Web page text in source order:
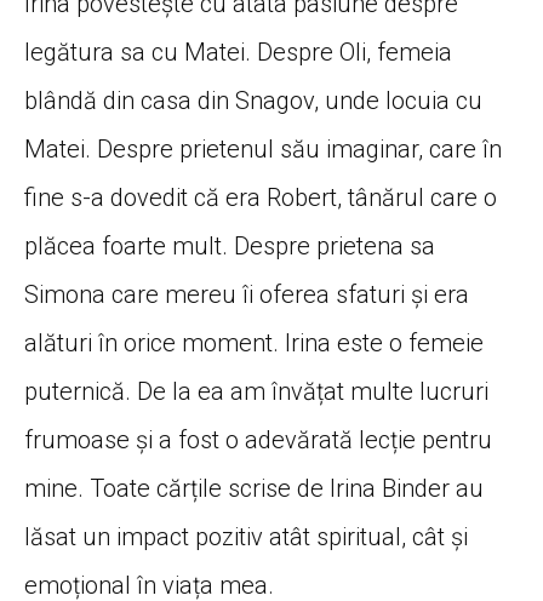
legătura sa cu Matei. Despre Oli, femeia
blândă din casa din Snagov, unde locuia cu
Matei. Despre prietenul său imaginar, care în
fine s-a dovedit că era Robert, tânărul care o
plăcea foarte mult. Despre prietena sa
Simona care mereu îi oferea sfaturi şi era
alături în orice moment. Irina este o femeie
puternică. De la ea am învățat multe lucruri
frumoase și a fost o adevărată lecție pentru
mine. Toate cărțile scrise de Irina Binder au
lăsat un impact pozitiv atât spiritual, cât şi
emoțional în viața mea.